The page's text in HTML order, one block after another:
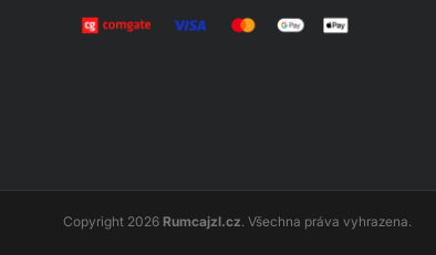
Copyright 2026 Rumcajzl.cz. Všechna práva vyhrazena.